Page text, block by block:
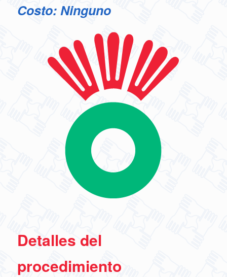
Costo: Ninguno
Detalles del
procedimiento